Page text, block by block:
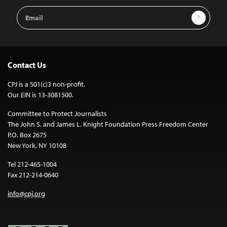
Email
Address
Sign Up
Contact Us
CPJ is a 501(c)3 non-profit.
Our EIN is 13-3081500.
Committee to Protect Journalists
The John S. and James L. Knight Foundation Press Freedom Center
P.O. Box 2675
New York, NY 10108
Tel 212-465-1004
Fax 212-214-0640
info@cpj.org